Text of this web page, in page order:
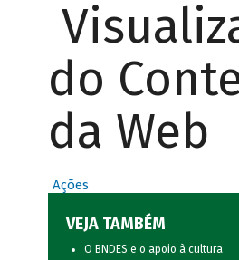
do
da Web
Ações
VEJA TAMBÉM
O BNDES e o apoio à cultura